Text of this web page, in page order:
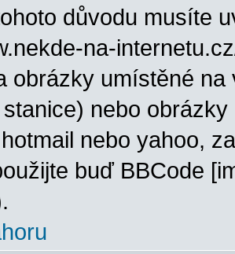
důvodu musíte
na-
obrázky umístěné
nebo
nebo yahoo,
buď BBCode